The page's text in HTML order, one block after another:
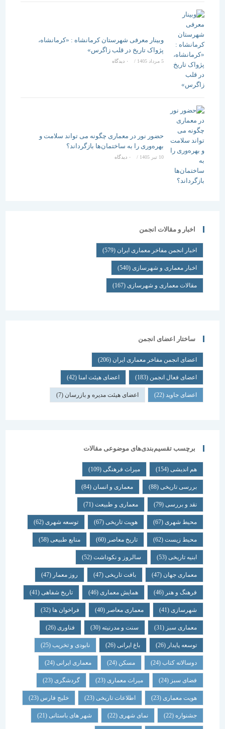
وبینار معرفی شهرستان کرمانشاه : «کرمانشاه،
پژواک تاریخ در قلب زاگرس»
5 مرداد 1405 / ۰ دیدگاه
حضور نور در معماری چگونه می تواند سلامت و
بهره‌وری را به ساختمان‌ها بازگرداند؟
/ ۰ دیدگاه
اخبار و مقالات انجمن
اخبار انجمن مفاخر معماری ایران (579)
اخبار معماری و شهرسازی(540)
مقالات معماری و شهرسازی(167)
ساختار اعضای انجمن
اعضای انجمن مفاخر معماری ایران (206)
اعضای فعال انجمن(183) اعضای هیئت امنا(42)
اعضای جاوید(22) اعضای هیئت مدیره و بازرسان(7)
برچسب تقسیم‌بندی‌های موضوعی مقالات
هم اندیشی (154) میراث فرهنگی (109)
بررسی تاریخی (88) معماری و انسان (84)
نقد و بررسی (79) معماری و طبیعت (71)
محیط شهری(67) هویت تاریخی(67) توسعه شهری(62)
محیط زیست(62) تاریخ معاصر(60) منابع طبیعی(58)
ابنیه تاریخی(53) سالروز و نکوداشت(52)
معماری جهان (47) بافت تاریخی(47) روز معمار(47)
فرهنگ و هنر(46) همایش معماری (46) تاریخ شفاهی (41)
شهرسازی(41) معماری معاصر(40) فراخوان ها (32)
معماری سبز(31) سنت و مدرنیته(30) فناوری (26)
توسعه پایدار(26) باغ ایرانی(26) نابودی و تخریب(25)
دوسالانه کتاب(24) مسکن (24) معماری ایرانی(24)
فضای سبز(24) میراث معماری (23) گردشگری (23)
هویت معماری (23) اطلاعات تاریخی(23) خلیج فارس(23)
جشنواره(22) نمای شهری(22) شهر های باستانی (21)